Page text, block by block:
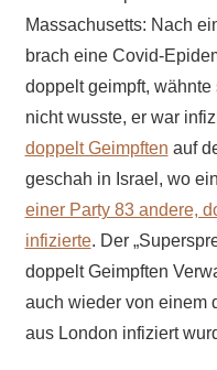
Massachusetts: Nach
brach eine Covid-
doppelt geimpft,
nicht wusste, er war
doppelt Geimpften auf
geschah in Israel, wo
einer Party 83 andere,
infizierte. Der
doppelt Geimpften
auch wieder von einem
aus London infiziert